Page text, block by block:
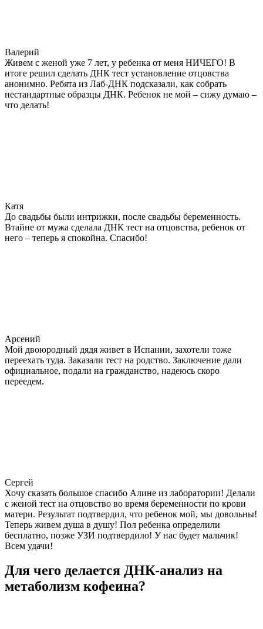
Валерий
Живем с женой уже 7 лет, у ребенка от меня НИЧЕГО! В
итоге решил сделать ДНК тест установление отцовства
анонимно. Ребята из Лаб-ДНК подсказали, как собрать
нестандартные образцы ДНК. Ребенок не мой – сижу думаю –
что делать!
Катя
До свадьбы были интрижки, после свадьбы беременность.
Втайне от мужа сделала ДНК тест на отцовства, ребенок от
него – теперь я спокойна. Спасибо!
Арсений
Мой двоюродный дядя живет в Испании, захотели тоже
переехать туда. Заказали тест на родство. Заключение дали
официальное, подали на гражданство, надеюсь скоро
переедем.
Сергей
Хочу сказать большое спасибо Алине из лаборатории! Делали
с женой тест на отцовство во время беременности по крови
матери. Результат подтвердил, что ребенок мой, мы довольны!
Теперь живем душа в душу! Пол ребенка определили
бесплатно, позже УЗИ подтвердило! У нас будет мальчик!
Всем удачи!
Для чего делается ДНК-анализ на
метаболизм кофеина?